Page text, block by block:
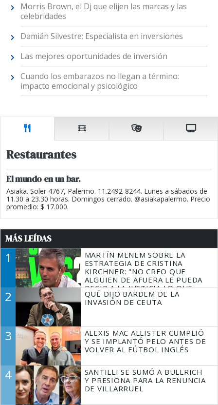
Morris Brown, el Dj que elijen las marcas y las
celebridades
Damián Silvestre: Especialista en inversiones
Las mejores oportunidades de inversión
Cuando los embarazos no llegan a término:
impacto emocional y psicológico
Restaurantes
El mundo en un bar.
Asiaka. Soler 4767, Palermo. 11.2492-8244. Lunes a sábados de
11.30 a 23.30 horas. Domingos cerrado. @asiakapalermo. Precio
promedio: $ 17.000.
MÁS LEÍDAS
1
MARTÍN MENEM SOBRE LA
ESTRATEGIA DE CRISTINA
KIRCHNER: "NO CREO QUE
ALGUIEN DE AFUERA LE PUEDA
DECIR A LA JUSTICIA LO QUE
TIENE QUE HACER"
2
QUÉ DIJO BARDEM DE LA
INVASIÓN DE CEUTA
3
ALEXIS MAC ALLISTER CUMPLIÓ
Y SE IMPLANTÓ PELO ANTES DE
VOLVER AL FÚTBOL INGLÉS
4
SANTILLI SE SUMÓ A BULLRICH
Y PRESIONA PARA LA RENUNCIA
DE VILLARRUEL